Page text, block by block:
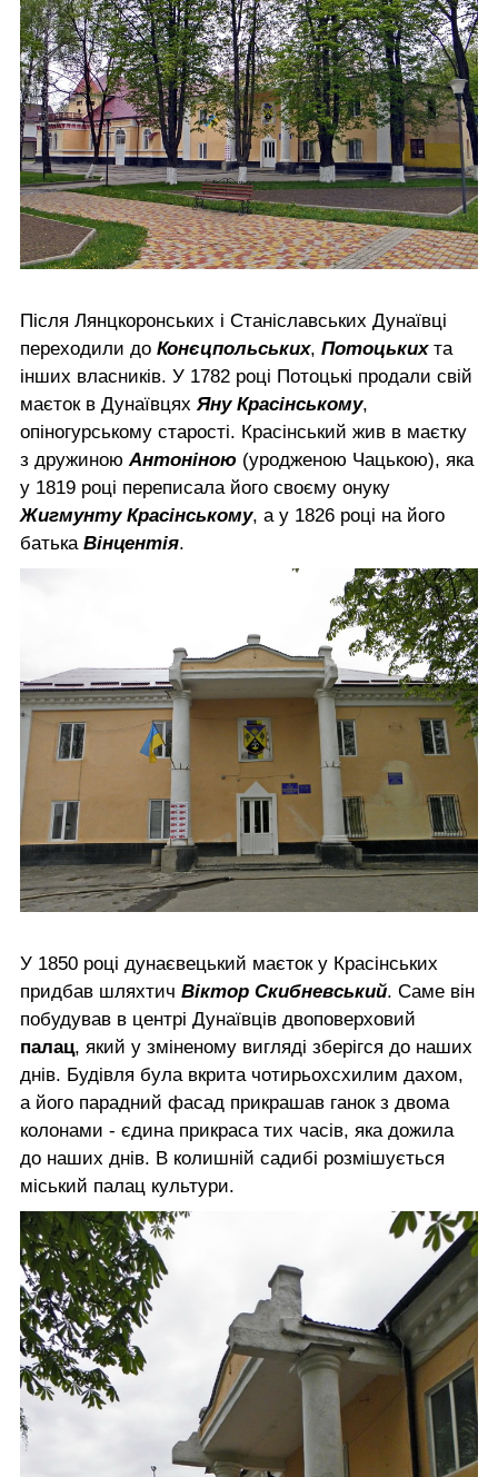
Після Лянцкоронських і Станіславських Дунаївці
переходили до Конєцпольських, Потоцьких та
інших власників. У 1782 році Потоцькі продали свій
маєток в Дунаївцях Яну Красінському,
опіногурському старості. Красінський жив в маєтку
з дружиною Антоніною (уродженою Чацькою), яка
у 1819 році переписала його своєму онуку
Жигмунту Красінському, а у 1826 році на його
батька Вінцентія.
У 1850 році дунаєвецький маєток у Красінських
придбав шляхтич Віктор Скибневський. Саме він
побудував в центрі Дунаївців двоповерховий
палац, який у зміненому вигляді зберігся до наших
днів. Будівля була вкрита чотирьохсхилим дахом,
а його парадний фасад прикрашав ганок з двома
колонами - єдина прикраса тих часів, яка дожила
до наших днів. В колишній садибі розмішується
міський палац культури.